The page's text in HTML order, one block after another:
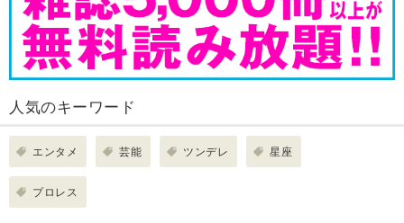
人気のキーワード
エンタメ 芸能 ツンデレ 星座
プロレス